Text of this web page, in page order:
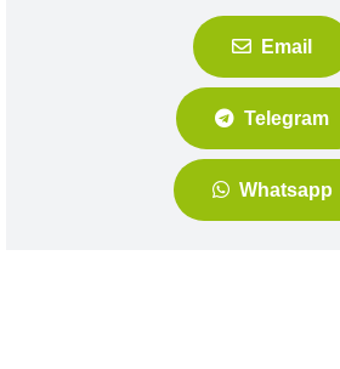
Email
Telegram
Whatsapp